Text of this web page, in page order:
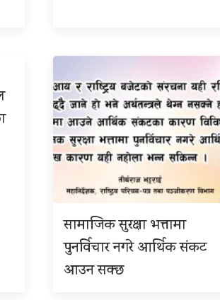
सामाजिक सुरक्षा भत्तामा
पुनर्विचार नगरे आर्थिक संकट
आउन सक्छ